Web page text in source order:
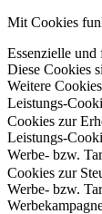
Mit Cookies
Essenzielle
Diese Cookies
Weitere
Leistungs-
Cookies zur
Leistungs-
Werbe- bzw.
Cookies zur
Werbe- bzw.